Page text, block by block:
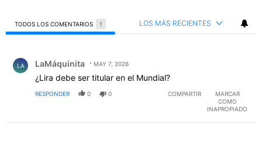
TODOS LOS COMENTARIOS 1 LOS MÁS RECIENTES
LA LaMáquinita MAY 7, 2026
¿Lira debe ser titular en el Mundial?
RESPONDER 0 0 COMPARTIR
MARCAR
COMO
INAPROPIADO